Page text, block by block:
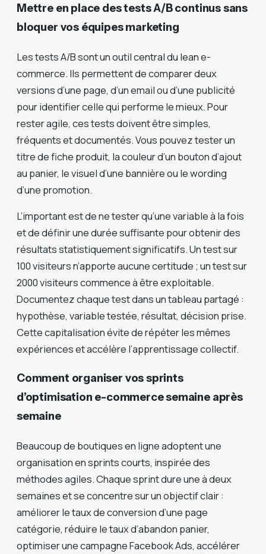
Mettre en place des tests A/B continus sans
bloquer vos équipes marketing
Les tests A/B sont un outil central du lean e-
commerce. Ils permettent de comparer deux
versions d’une page, d’un email ou d’une publicité
pour identifier celle qui performe le mieux. Pour
rester agile, ces tests doivent être simples,
fréquents et documentés. Vous pouvez tester un
titre de fiche produit, la couleur d’un bouton d’ajout
au panier, le visuel d’une bannière ou le wording
d’une promotion.
L’important est de ne tester qu’une variable à la fois
et de définir une durée suffisante pour obtenir des
résultats statistiquement significatifs. Un test sur
100 visiteurs n’apporte aucune certitude ; un test sur
2000 visiteurs commence à être exploitable.
Documentez chaque test dans un tableau partagé :
hypothèse, variable testée, résultat, décision prise.
Cette capitalisation évite de répéter les mêmes
expériences et accélère l’apprentissage collectif.
Comment organiser vos sprints
d’optimisation e-commerce semaine après
semaine
Beaucoup de boutiques en ligne adoptent une
organisation en sprints courts, inspirée des
méthodes agiles. Chaque sprint dure une à deux
semaines et se concentre sur un objectif clair :
améliorer le taux de conversion d’une page
catégorie, réduire le taux d’abandon panier,
optimiser une campagne Facebook Ads, accélérer